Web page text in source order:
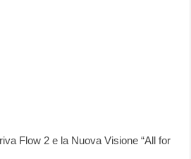
Flow 2 e la Nuova Visione “All for